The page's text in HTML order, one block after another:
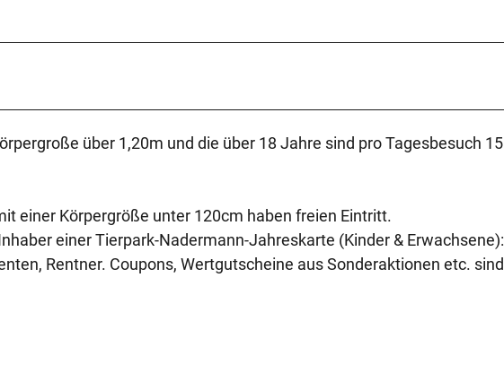
über 1,20m und die über 18 Jahre sind pro Tagesbesuch 15
einer Körpergröße unter 120cm haben freien Eintritt.
einer Tierpark-Nadermann-Jahreskarte (Kinder & Erwachsene):
Rentner. Coupons, Wertgutscheine aus Sonderaktionen etc. sind